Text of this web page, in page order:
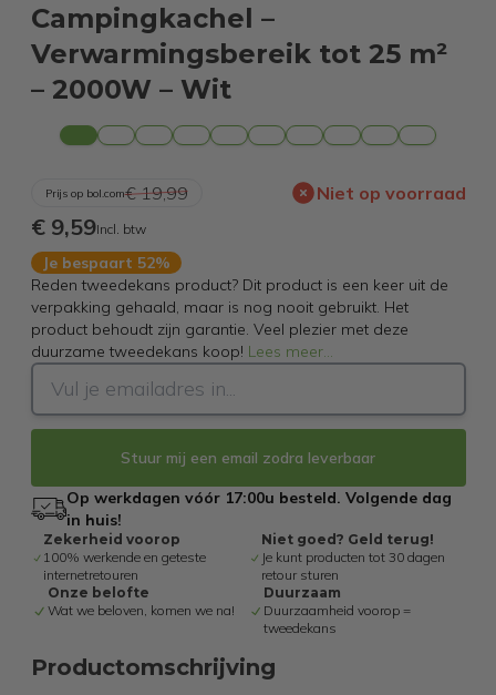
Campingkachel –
Verwarmingsbereik tot 25 m²
– 2000W – Wit
Prijs op bol.com€ 19,99 Niet op voorraad
€ 9,59Incl. btw
Je bespaart 52%
Reden tweedekans product? Dit product is een keer uit de
verpakking gehaald, maar is nog nooit gebruikt. Het
product behoudt zijn garantie. Veel plezier met deze
duurzame tweedekans koop! Lees meer...
Stuur mij een email zodra leverbaar
Op werkdagen vóór 17:00u besteld. Volgende dag
in huis!
Zekerheid voorop
100% werkende en geteste
internetretouren
Niet goed? Geld terug!
Je kunt producten tot 30 dagen
retour sturen
Onze belofte
Wat we beloven, komen we na!
Duurzaam
Duurzaamheid voorop =
tweedekans
Productomschrijving